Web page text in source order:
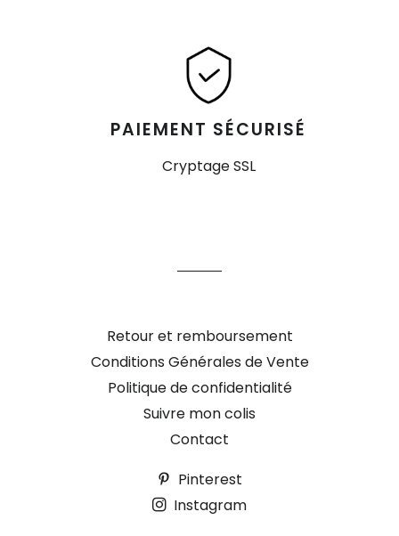
PAIEMENT SÉCURISÉ
Cryptage SSL
Retour et remboursement
Conditions Générales de Vente
Politique de confidentialité
Suivre mon colis
Contact
Pinterest
Instagram